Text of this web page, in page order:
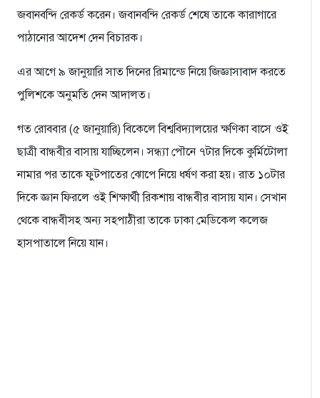
জবানবন্দি রেকর্ড করেন। জবানবন্দি রেকর্ড শেষে তাকে কারাগারে
পাঠানোর আদেশ দেন বিচারক।
এর আগে ৯ জানুয়ারি সাত দিনের রিমান্ডে নিয়ে জিজ্ঞাসাবাদ করতে
পুলিশকে অনুমতি দেন আদালত।
গত রোববার (৫ জানুয়ারি) বিকেলে বিশ্ববিদ্যালয়ের ক্ষণিকা বাসে ওই
ছাত্রী বান্ধবীর বাসায় যাচ্ছিলেন। সন্ধ্যা পৌনে ৭টার দিকে কুর্মিটোলা
নামার পর তাকে ফুটপাতের ঝোপে নিয়ে ধর্ষণ করা হয়। রাত ১০টার
দিকে জ্ঞান ফিরলে ওই শিক্ষার্থী রিকশায় বান্ধবীর বাসায় যান। সেখান
থেকে বান্ধবীসহ অন্য সহপাঠীরা তাকে ঢাকা মেডিকেল কলেজ
হাসপাতালে নিয়ে যান।